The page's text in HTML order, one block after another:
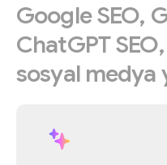
GoogleSEO,
ChatGPTSEO,
sosyal medya